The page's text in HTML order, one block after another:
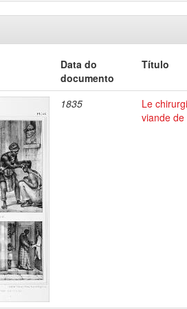
Data do
documento
Título
1835
Le
viande